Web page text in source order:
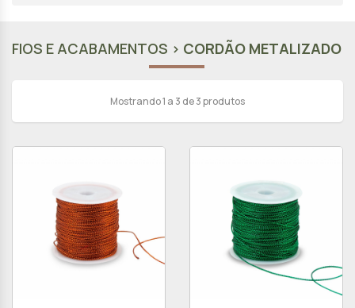
FIOS E ACABAMENTOS > CORDÃO METALIZADO
Mostrando 1 a 3 de 3 produtos